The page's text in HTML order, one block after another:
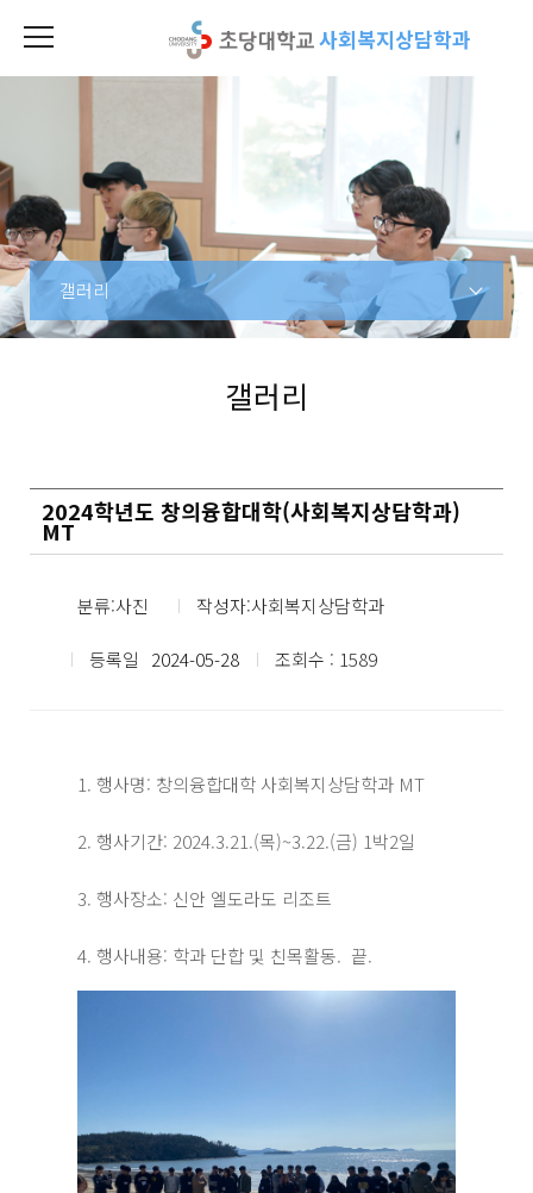
사회복지상담학과
갤러리
갤러리
2024학년도 창의융합대학(사회복지상담학과)
MT
분류:사진 작성자:사회복지상담학과
등록일 2024-05-28 조회수 : 1589
1. 행사명: 창의융합대학 사회복지상담학과 MT
2. 행사기간: 2024.3.21.(목)~3.22.(금) 1박2일
3. 행사장소: 신안 엘도라도 리조트
4. 행사내용: 학과 단합 및 친목활동. 끝.